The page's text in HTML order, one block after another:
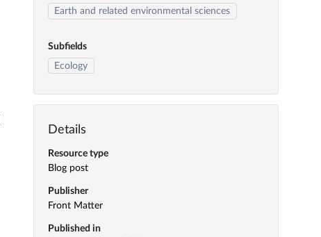
Earth and related environmental sciences
Subfields
Ecology
Details
Resource type
Blog post
Publisher
Front Matter
Published in